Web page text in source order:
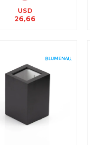
USD
26,66